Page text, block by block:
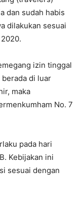
dan sudah habis
dilakukan sesuai
izin tinggal
di luar
maka
No. 7
pada hari
Kebijakan ini
sesuai dengan